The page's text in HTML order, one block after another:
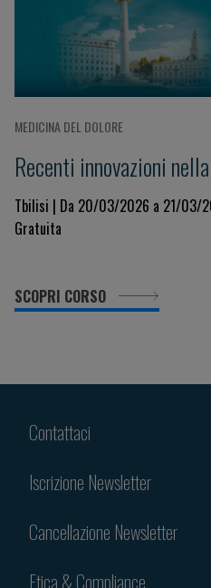
MEDICINA DEL DOLORE
Recenti innovazioni
Tbilisi | Da 20/03/2026 a 21/03/
Gratuita
SCOPRI CORSO
Contattaci
Iscrizione Newsletter
Cancellazione Newsletter
Etica & Compliance